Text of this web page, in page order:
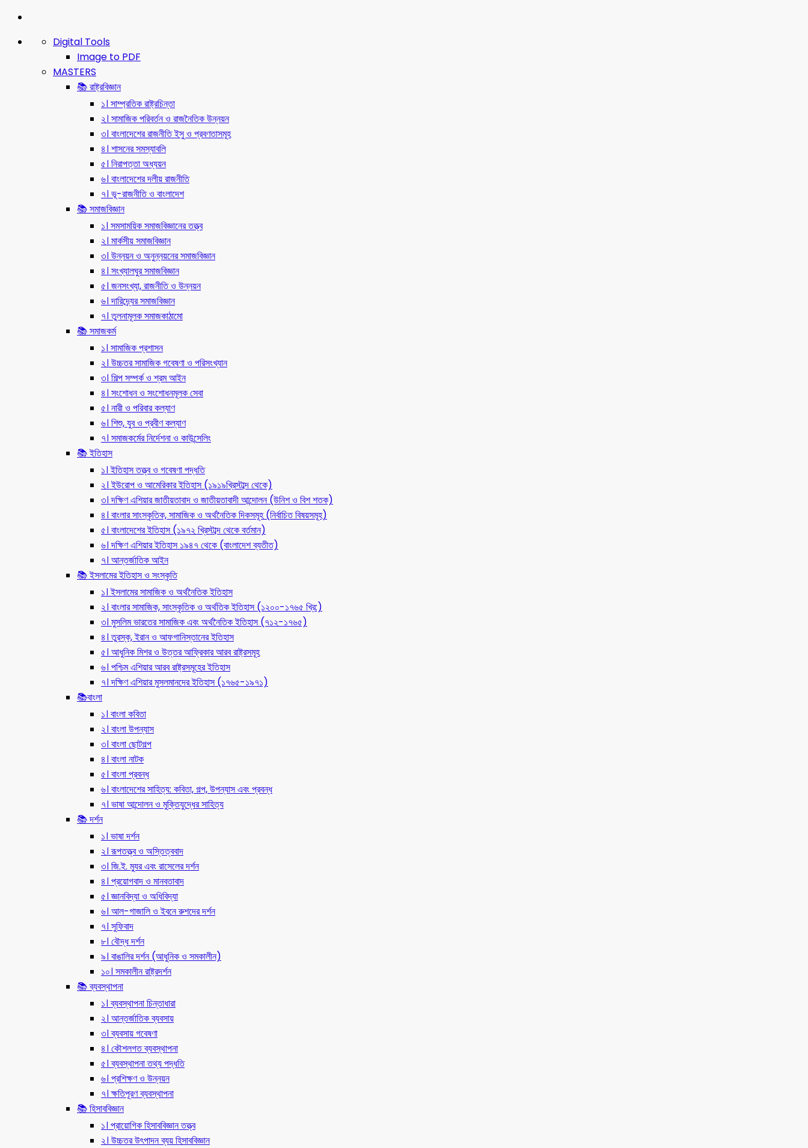
Digital Tools
Image to PDF
MASTERS
📚 রাষ্ট্রবিজ্ঞান
১। সাম্প্রতিক রাষ্ট্রচিন্তা
২। সামাজিক পরিবর্তন ও রাজনৈতিক উন্নয়ন
৩। বাংলাদেশের রাজনীতি ইসু ও প্রবণতাসমূহ
৪। শাসনের সমস্যাবলি
৫। নিরাপত্তা অধ্যয়ন
৬। বাংলাদেশের দলীয় রাজনীতি
৭। ভূ-রাজনীতি ও বাংলাদেশ
📚 সমাজবিজ্ঞান
১। সমসাময়িক সমাজবিজ্ঞানের তত্ত্ব
২। মার্কসীয় সমাজবিজ্ঞান
৩। উন্নয়ন ও অনুন্নয়নের সমাজবিজ্ঞান
৪। সংখ্যালঘুর সমাজবিজ্ঞান
৫। জনসংখ্যা, রাজনীতি ও উন্নয়ন
৬। দারিদ্র্যের সমাজবিজ্ঞান
৭। তুলনামূলক সমাজকাঠামো
📚 সমাজকর্ম
১। সামাজিক প্রশাসন
২। উচ্চতর সামাজিক গবেষণা ও পরিসংখ্যান
৩। শিল্প সম্পর্ক ও শ্রম আইন
৪। সংশোধন ও সংশোধনমূলক সেবা
৫। নারী ও পরিবার কল্যাণ
৬। শিশু, যুব ও প্রবীণ কল্যাণ
৭। সমাজকর্মের নির্দেশনা ও কাউন্সেলিং
📚 ইতিহাস
১। ইতিহাস তত্ত্ব ও গবেষণা পদ্ধতি
২। ইউরোপ ও আমেরিকার ইতিহাস (১৯১৯খ্রিস্টাব্দ থেকে)
৩। দক্ষিণ এশিয়ার জাতীয়তাবাদ ও জাতীয়তাবাদী আন্দোলন (উনিশ ও বিশ শতক)
৪। বাংলার সাংস্কৃতিক, সামাজিক ও অর্থনৈতিক দিকসমূহ (নির্বাচিত বিষয়সমূহ)
৫। বাংলাদেশের ইতিহাস (১৯৭২ খ্রিস্টাব্দ থেকে বর্তমান)
৬। দক্ষিণ এশিয়ার ইতিহাস ১৯৪৭ থেকে (বাংলাদেশ ব্যতীত)
৭। আন্তর্জাতিক আইন
📚 ইসলামের ইতিহাস ও সংস্কৃতি
১। ইসলামের সামাজিক ও অর্থনৈতিক ইতিহাস
২। বাংলার সামাজিক, সাংস্কৃতিক ও অর্থতিক ইতিহাস (১২০০-১৭৬৫ খ্রি:)
৩। মুসলিম ভারতের সামাজিক এবং অর্থনৈতিক ইতিহাস (৭১২-১৭৬৫)
৪। তুরস্ক, ইরান ও আফগানিস্তানের ইতিহাস
৫। আধুনিক মিশর ও উত্তর আফ্রিকার আরব রাষ্ট্রসমূহ
৬। পশ্চিম এশিয়ার আরব রাষ্ট্রসমূহের ইতিহাস
৭। দক্ষিণ এশিয়ার মুসলমানদের ইতিহাস (১৭৬৫-১৯৭১)
📚বাংলা
১। বাংলা কবিতা
২। বাংলা উপন্যাস
৩। বাংলা ছোটগল্প
৪। বাংলা নাটক
৫। বাংলা প্রবন্ধ
৬। বাংলাদেশের সাহিত্য: কবিতা, গল্প, উপন্যাস এবং প্রবন্ধ
৭। ভাষা আন্দোলন ও মুক্তিযুদ্ধের সাহিত্য
📚 দর্শন
১। ভাষা দর্শন
২। রূপতত্ত্ব ও অস্তিত্ববাদ
৩। জি.ই. ম্যুর এবং রাসেলের দর্শন
৪। প্রয়োগবাদ ও মানবতাবাদ
৫। জ্ঞানবিদ্যা ও অধিবিদ্যা
৬। আল-গাজালি ও ইবনে রুশদের দর্শন
৭। সুফিবাদ
৮। বৌদ্ধ দর্শন
৯। বাঙালির দর্শন (আধুনিক ও সমকালীন)
১০। সমকালীন রাষ্ট্রদর্শন
📚 ব্যবস্থাপনা
১। ব্যবস্থাপনা চিন্তাধারা
২। আন্তর্জাতিক ব্যবসায়
৩। ব্যবসায় গবেষণা
৪। কৌশলগত ব্যবস্থাপনা
৫। ব্যবস্থাপনা তথ্য পদ্ধতি
৬। প্রশিক্ষণ ও উন্নয়ন
৭। ক্ষতিপূরণ ব্যবস্থাপনা
📚 হিসাববিজ্ঞান
১। প্রায়োগিক হিসাববিজ্ঞান তত্ত্ব
২। উচ্চতর উৎপাদন ব্যয় হিসাববিজ্ঞান